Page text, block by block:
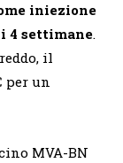
iniezione
4 settimane.
il
per un
MVA-BN